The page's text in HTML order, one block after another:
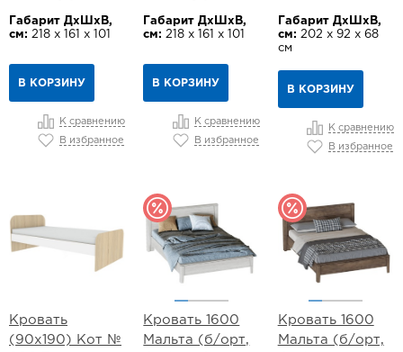
Габарит ДхШхВ,
см: 218 х 161 х 101
В КОРЗИНУ
К сравнению
В избранное
Габарит ДхШхВ,
см: 218 х 161 х 101
В КОРЗИНУ
К сравнению
В избранное
Габарит ДхШхВ,
см: 202 х 92 х 68
см
В КОРЗИНУ
К сравнению
В избранное
Кровать
(90х190) Кот №
Кровать 1600
Мальта (б/орт,
Кровать 1600
Мальта (б/орт,